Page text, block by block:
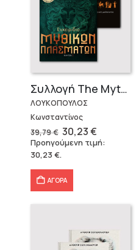
Συλλογή The Mythologist (2 βιβλία)
ΛΟΥΚΟΠΟΥΛΟΣ
Κωνσταντίνος
39,79€ Original
price
was:
39,79 €.
30,23€Η
τιμή
Προηγούμενη τιμή:
30,23€.
ΑΓΟΡΑ